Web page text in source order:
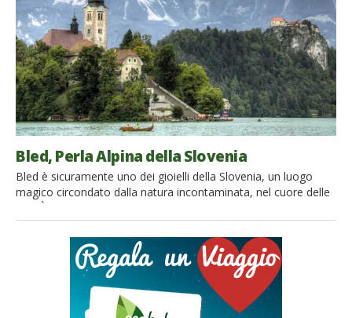
Bled, Perla Alpina della Slovenia
Bled è sicuramente uno dei gioielli della Slovenia, un luogo
magico circondato dalla natura incontaminata, nel cuore delle
Alpi. È attualmente l’unica Perla Alpina della Slovenia e, grazie
al suo splendido lago, alle sue pittoresche tradizioni e alle sue
prelibatezze culinarie è una destinazione perfetta per ogni
stagione. Qui ti aspettano escursioni con le bici […]